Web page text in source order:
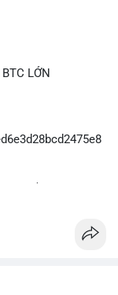
LỚN
Hành vi này có